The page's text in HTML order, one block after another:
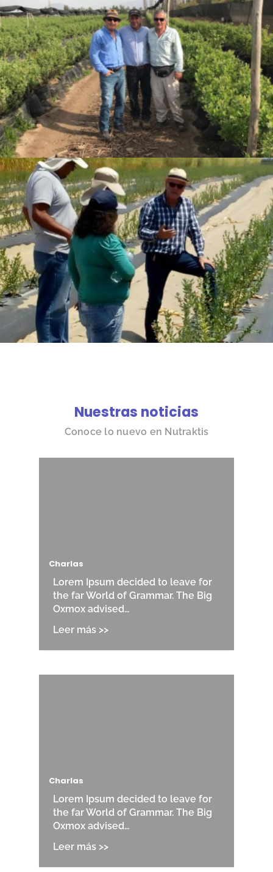
Nuestras noticias
Conoce lo nuevo en Nutraktis
Charlas
Lorem Ipsum decided to leave for
the far World of Grammar. The Big
Oxmox advised…
Charlas
Lorem Ipsum decided to leave for
the far World of Grammar. The Big
Oxmox advised…